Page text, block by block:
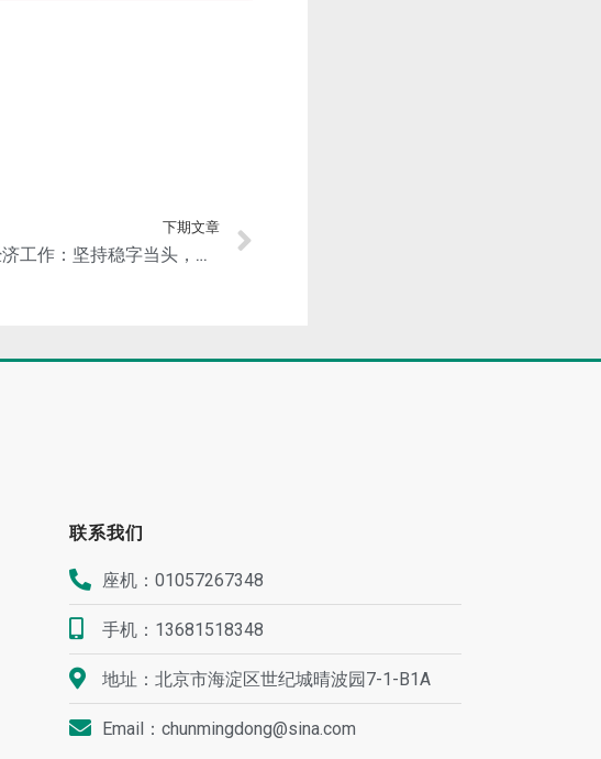
下期文章
榆林市今年经济工作：坚持稳字当头，做好“六稳”“六保”工作，推动高质量发展！
联系我们
座机：01057267348
手机：13681518348
地址：北京市海淀区世纪城晴波园7-1-B1A
Email：chunmingdong@sina.com